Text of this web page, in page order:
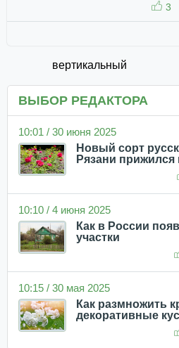
3
вертикальный
ВЫБОР РЕДАКТОРА
10:01 / 30 июня 2025
Новый сорт
Рязани прижился
10:10 / 4 июня 2025
Как в России
участки
10:15 / 30 мая 2025
Как размножить
декоративные